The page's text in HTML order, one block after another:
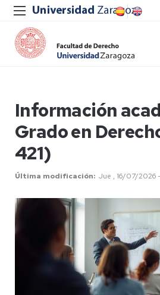
Información
Grado en
421)
Última modificación Jue , 16/07/2026 -